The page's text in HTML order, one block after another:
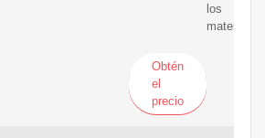
los
materiales
Obtén
el
precio